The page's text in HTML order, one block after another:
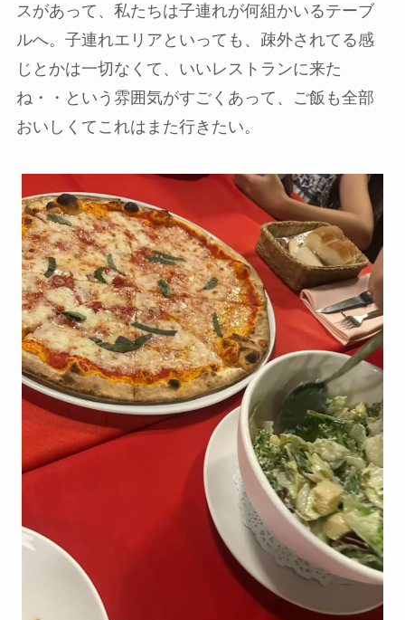
スがあって、私たちは子連れが何組かいるテーブ
ルへ。子連れエリアといっても、疎外されてる感
じとかは一切なくて、いいレストランに来た
ね・・という雰囲気がすごくあって、ご飯も全部
おいしくてこれはまた行きたい。